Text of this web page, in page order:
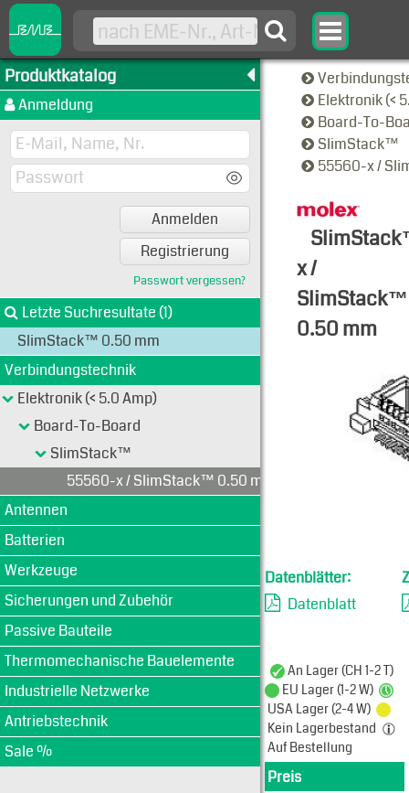
Produktkatalog
Anmeldung
Anmelden
Registrierung
Passwort vergessen?
Letzte Suchresultate (1)
SlimStack™ 0.50 mm
Verbindungstechnik
Elektronik (< 5.0 Amp)
Board-To-Board
SlimStack™
55560-x / SlimStack™ 0.50 mm
Antennen
Batterien
Werkzeuge
Sicherungen und Zubehör
Passive Bauteile
Thermomechanische Bauelemente
Industrielle Netzwerke
Antriebstechnik
Sale %
Elektronik (<
Board-To-
SlimStack™
55560-x /
x /
SlimStack™
0.50 mm
Typen-
Datenblätter:
Datenblatt
An Lager (CH 1-2 T)
EU Lager (1-2 W)
USA Lager (2-4 W)
Kein Lagerbestand
Auf Bestellung
Produkt
Preis